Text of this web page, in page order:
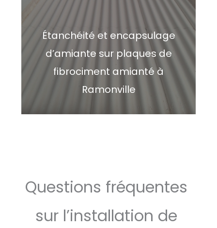
Étanchéité et encapsulage
d’amiante sur plaques de
fibrociment amianté à
Ramonville
Questions fréquentes
sur l’installation de